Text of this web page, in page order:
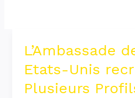
L’Ambassade
Etats-Unis
Plusieurs
L’Ambassade
Etats-
Unis